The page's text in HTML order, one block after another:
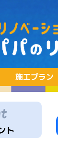
施工プラン